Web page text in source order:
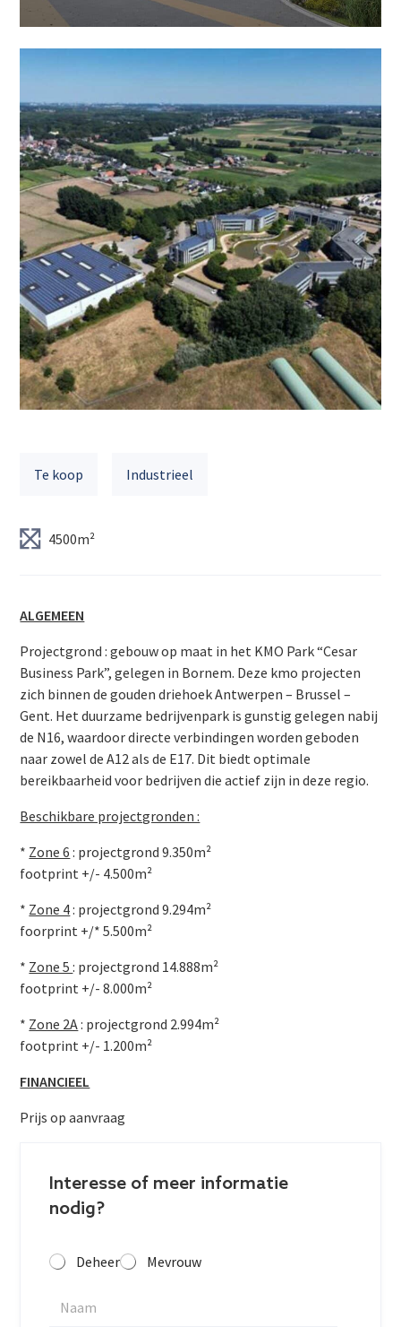
Te koop Industrieel
4500m²
ALGEMEEN
Projectgrond : gebouw op maat in het KMO Park “Cesar
Business Park”, gelegen in Bornem. Deze kmo projecten
zich binnen de gouden driehoek Antwerpen – Brussel –
Gent. Het duurzame bedrijvenpark is gunstig gelegen nabij
de N16, waardoor directe verbindingen worden geboden
naar zowel de A12 als de E17. Dit biedt optimale
bereikbaarheid voor bedrijven die actief zijn in deze regio.
Beschikbare projectgronden :
* Zone 6 : projectgrond 9.350m²
footprint +/- 4.500m²
* Zone 4: projectgrond 9.294m²
foorprint +/* 5.500m²
* Zone 5: projectgrond 14.888m²
footprint +/- 8.000m²
* Zone 2A: projectgrond 2.994m²
footprint +/- 1.200m²
FINANCIEEL
Prijs op aanvraag
Interesse of meer informatie
nodig?
Deheer Mevrouw